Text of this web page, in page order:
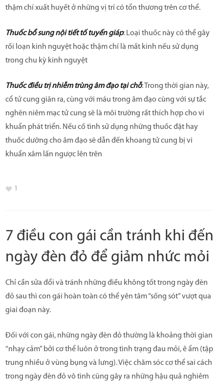
thậm chí xuất huyết ở những vị trí có tổn thương trên cơ thể.
Thuốc bổ sung nội tiết tố tuyến giáp: Loại thuốc này có thể gây
rối loạn kinh nguyệt hoặc thậm chí là mất kinh nếu sử dụng
trong chu kỳ kinh nguyệt
Thuốc điều trị nhiễm trùng âm đạo tại chỗ: Trong thời gian này,
cổ tử cung giãn ra, cùng với máu trong âm đạo cùng với sự tắc
nghẽn niêm mạc tử cung sẽ là môi trường rất thích hợp cho vi
khuẩn phát triển. Nếu cố tình sử dụng những thuốc đặt hay
thuốc dưỡng cho âm đạo sẽ dẫn đến khoang tử cung bị vi
khuẩn xâm lấn ngược lên trên
1
7 điều con gái cần tránh khi đến
ngày đèn đỏ để giảm nhức mỏi
Chỉ cần sửa đổi và tránh những điều không tốt trong ngày đèn
đỏ sau thì con gái hoàn toàn có thể yên tâm “sống sót” vượt qua
giai đoạn này.
Đối với con gái, những ngày đèn đỏ thường là khoảng thời gian
“nhạy cảm” bởi cơ thể luôn ở trong tình trạng đau mỏi, ê ẩm (tập
trung nhiều ở vùng bụng và lưng). Việc chăm sóc cơ thể sai cách
trong ngày đèn đỏ vô tình cũng gây ra những hậu quả nghiêm